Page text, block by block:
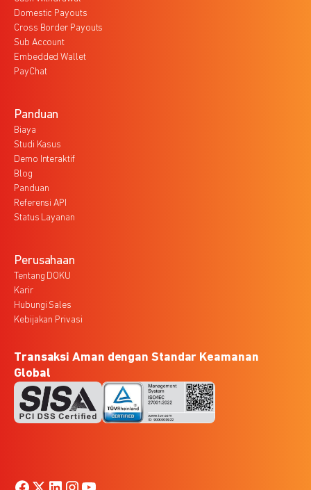
Domestic Payouts
Cross Border Payouts
Sub Account
Embedded Wallet
PayChat
Panduan
Biaya
Studi Kasus
Demo Interaktif
Blog
Panduan
Referensi API
Status Layanan
Perusahaan
Tentang DOKU
Karir
Hubungi Sales
Kebijakan Privasi
Transaksi Aman dengan Standar Keamanan
Global